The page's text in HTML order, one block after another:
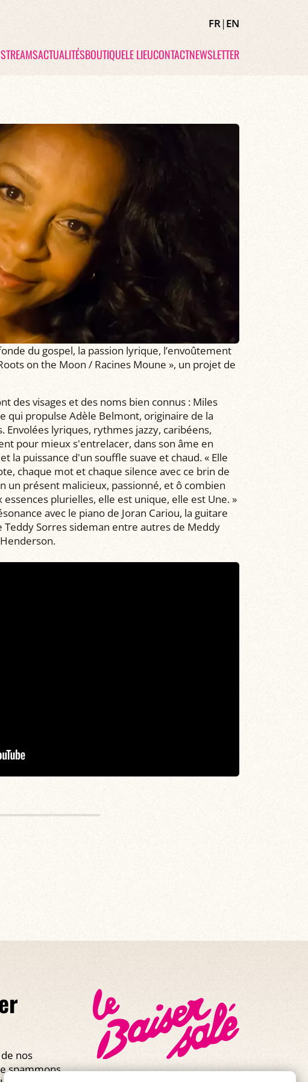
FR|EN
ACTUALITÉSBOUTIQUELE LIEUCONTACTNEWSLETTER
du gospel, la passion lyrique, l’envoûtement
on the Moon / Racines Moune », un projet de
des visages et des noms bien connus : Miles
qui propulse Adèle Belmont, originaire de la
Envolées lyriques, rythmes jazzy, caribéens,
pour mieux s'entrelacer, dans son âme en
la puissance d'un souffle suave et chaud. « Elle
chaque mot et chaque silence avec ce brin de
un présent malicieux, passionné, et ô combien
plurielles, elle est unique, elle est Une. »
avec le piano de Joran Cariou, la guitare
Teddy Sorres sideman entre autres de Meddy
nos
spammons